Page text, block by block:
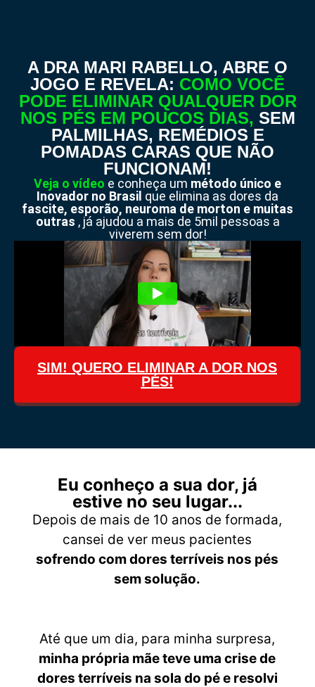
A DRA MARI RABELLO, ABRE O
JOGO E REVELA: COMO VOCÊ
PODE ELIMINAR QUALQUER DOR
NOS PÉS EM POUCOS DIAS, SEM
PALMILHAS, REMÉDIOS E
POMADAS CARAS QUE NÃO
FUNCIONAM!
Veja o vídeo e conheça um método único e
Inovador no Brasil que elimina as dores da
fascite, esporão, neuroma de morton e muitas
outras , já ajudou a mais de 5mil pessoas a
viverem sem dor!
SIM! QUERO ELIMINAR A DOR NOS
PÉS!
Eu conheço a sua dor, já
estive no seu lugar...
Depois de mais de 10 anos de formada,
cansei de ver meus pacientes
sofrendo com dores terríveis nos pés
sem solução.
Até que um dia, para minha surpresa,
minha própria mãe teve uma crise de
dores terríveis na sola do pé e resolvi